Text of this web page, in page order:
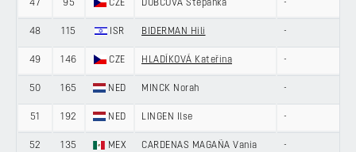
47 95 CZE DUBCOVÁ Štěpánka -
48 115 ISR BIDERMAN Hili -
49 146 CZE HLADÍKOVÁ Kateřina -
50 165 NED MINCK Norah -
51 192 NED LINGEN Ilse -
52 135 MEX CARDENAS MAGAÑA Vania -